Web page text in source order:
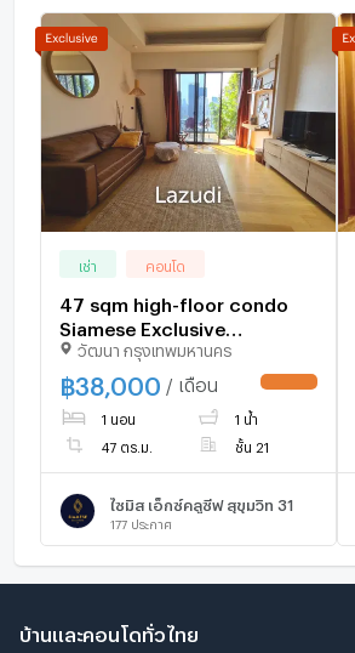
เช่า คอนโด
47 sqm high-floor condo
Siamese Exclusive
Sukhumvit 31 Bangkok
วัฒนา กรุงเทพมหานคร
฿38,000 / เดือน
1 นอน 1 น้ำ
47 ตร.ม. ชั้น 21
ไซมิส เอ็กซ์คลูซีฟ สุขุมวิท 31
177 ประกาศ
บ้านและคอนโดทั่วไทย